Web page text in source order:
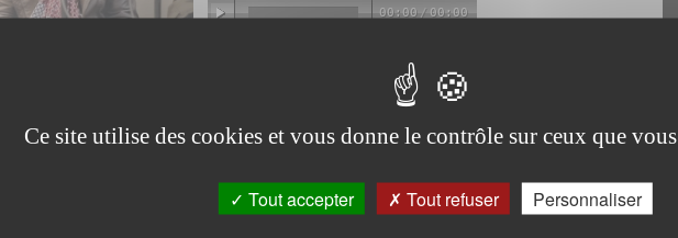
00:00 / 00:00
Ce site utilise des cookies et vous donne le contrôle sur ceux que
Tout accepter Tout refuser Personnaliser